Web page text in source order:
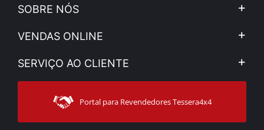
SOBRE NÓS
A Companhia
Notícias
Sitemap
VENDAS ONLINE
Minha Conta
Modos de Enviο
SERVIÇO AO CLIENTE
Contacto
Apoio ao cliente
Rastrear ordem
Portal para Revendedores Tessera4x4